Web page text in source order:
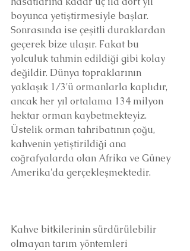
boyunca yetiştirmesiyle başlar.
Sonrasında ise çeşitli duraklardan
geçerek bize ulaşır. Fakat bu
yolculuk tahmin edildiği gibi kolay
değildir. Dünya topraklarının
yaklaşık 1/3'ü ormanlarla kaplıdır,
ancak her yıl ortalama 134 milyon
hektar orman kaybetmekteyiz.
Üstelik orman tahribatının çoğu,
kahvenin yetiştirildiği ana
coğrafyalarda olan Afrika ve Güney
Amerika'da gerçekleşmektedir.
Kahve bitkilerinin sürdürülebilir
olmayan tarım yöntemleri